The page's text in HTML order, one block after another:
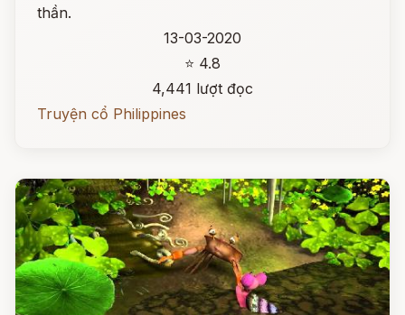
thần.
13-03-2020
⭐ 4.8
4,441 lượt đọc
Truyện cổ Philippines